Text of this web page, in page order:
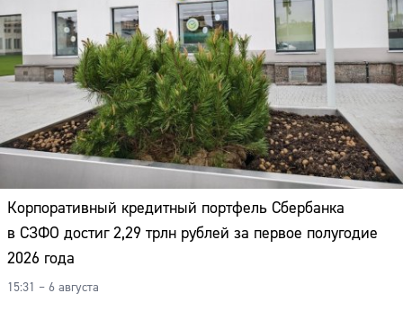
Корпоративный кредитный портфель Сбербанка
в СЗФО достиг 2,29 трлн рублей за первое полугодие
2026 года
15:31 – 6 августа